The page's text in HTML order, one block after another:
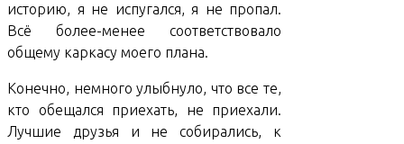
историю, я не испугался, я не пропал.
Всё более-менее соответствовало
общему каркасу моего плана.
Конечно, немного улыбнуло, что все те,
кто обещался приехать, не приехали.
Лучшие друзья и не собирались, к